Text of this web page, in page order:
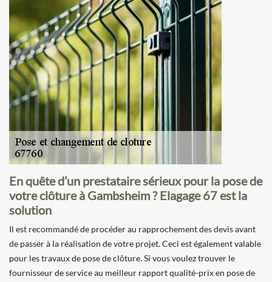
En quête d’un prestataire sérieux pour la pose de
votre clôture à Gambsheim ? Elagage 67 est la
solution
Il est recommandé de procéder au rapprochement des devis avant
de passer à la réalisation de votre projet. Ceci est également valable
pour les travaux de pose de clôture. Si vous voulez trouver le
fournisseur de service au meilleur rapport qualité-prix en pose de